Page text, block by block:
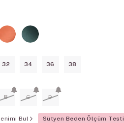
32 34 36 38
B C D
Bul Sütyen Beden Ölçüm Testi